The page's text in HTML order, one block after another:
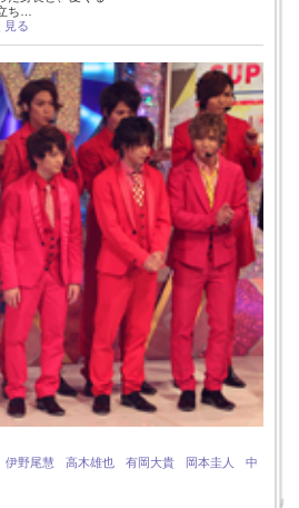
ち…
見る
伊野尾慧 高木雄也 有岡大貴 岡本圭人
中